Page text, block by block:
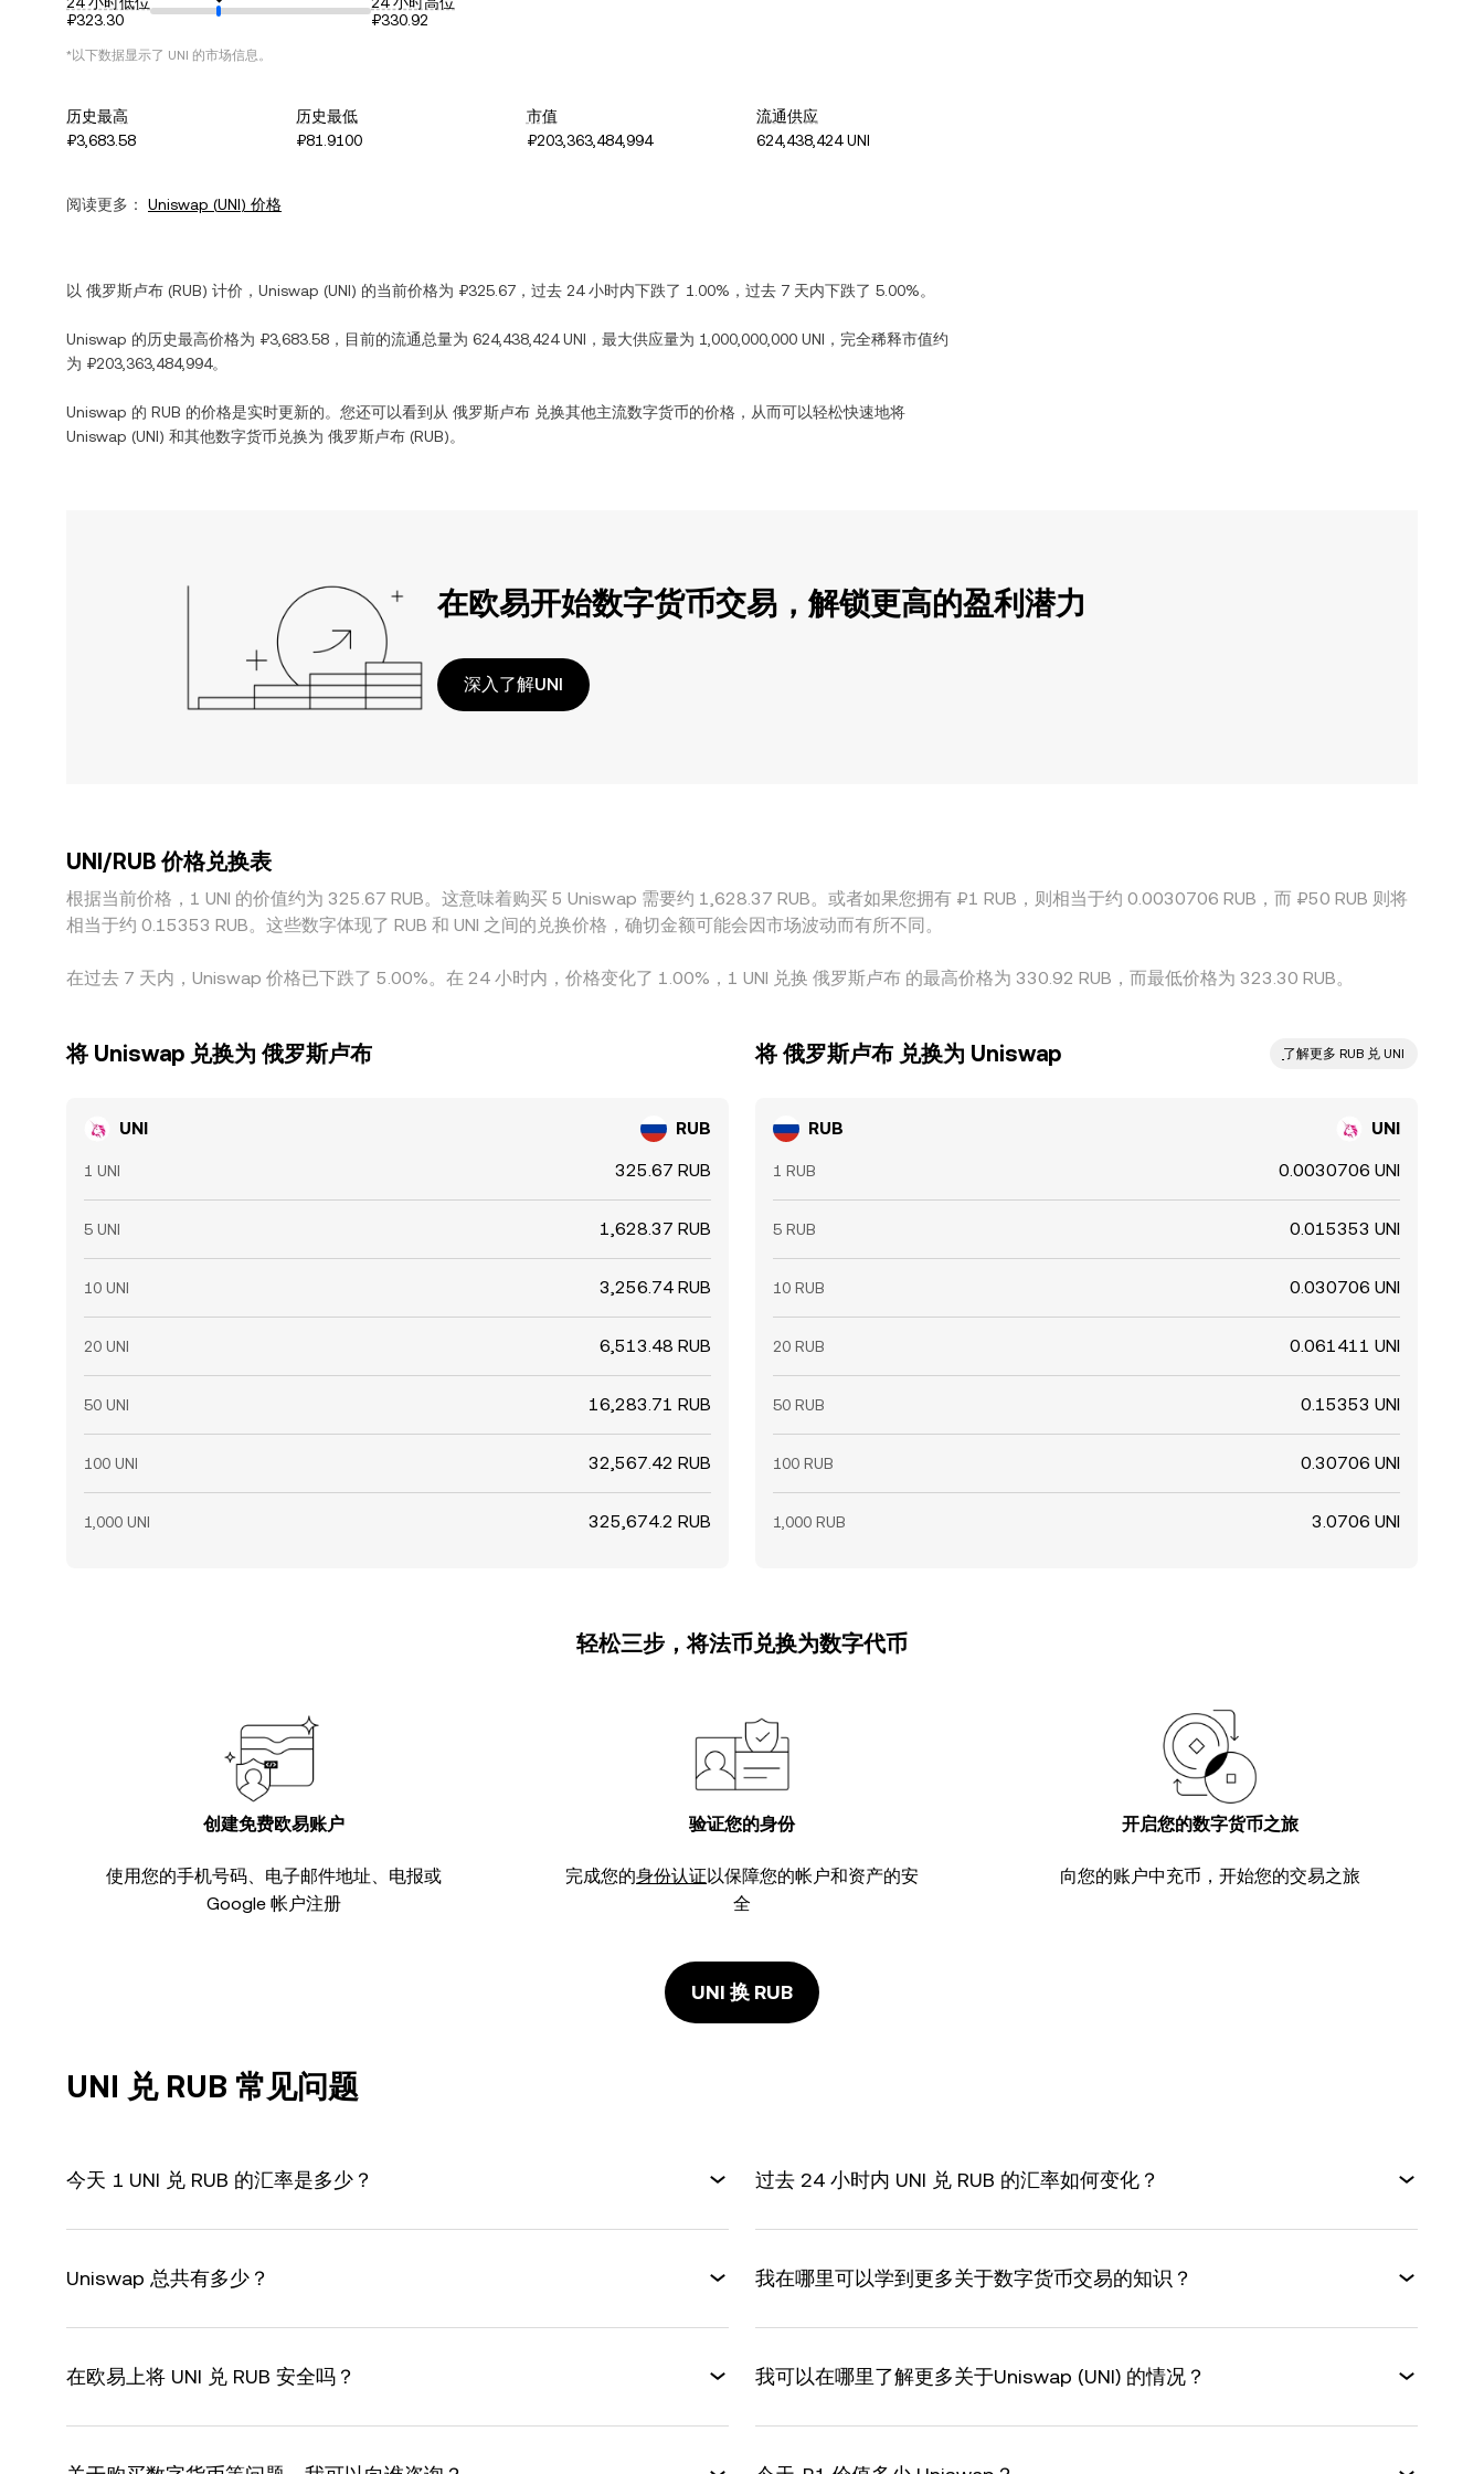
₽323.30
₽330.92
*以下数据显示了 UNI 的市场信息。
历史最高
₽3,683.58
历史最低
₽81.9100
市值
₽203,363,484,994
流通供应
624,438,424 UNI
阅读更多： Uniswap (UNI) 价格
以 俄罗斯卢布 (RUB) 计价， Uniswap (UNI) 的当前价格为 ₽325.67 ，过去 24 小时内下跌了 1.00% ，过去 7 天内下跌了 5.00%。
Uniswap 的历史最高价格为 ₽3,683.58 ，目前的流通总量为 624,438,424 UNI ，最大供应量为 1,000,000,000 UNI ，完全稀释市值约
为 ₽203,363,484,994。
Uniswap 的 RUB 的价格是实时更新的。您还可以看到从 俄罗斯卢布 兑换其他主流数字货币的价格，从而可以轻松快速地将
Uniswap (UNI) 和其他数字货币兑换为 俄罗斯卢布 (RUB)。
在欧易开始数字货币交易，解锁更高的盈利潜力
深入了解UNI
UNI/RUB 价格兑换表
根据当前价格，1 UNI 的价值约为 325.67 RUB。这意味着购买 5 Uniswap 需要约 1,628.37 RUB。或者如果您拥有 ₽1 RUB，则相当于约 0.0030706 RUB，而 ₽50 RUB 则将
相当于约 0.15353 RUB。这些数字体现了 RUB 和 UNI 之间的兑换价格，确切金额可能会因市场波动而有所不同。
在过去 7 天内，Uniswap 价格已下跌了 5.00%。在 24 小时内，价格变化了 1.00%，1 UNI 兑换 俄罗斯卢布 的最高价格为 330.92 RUB，而最低价格为 323.30 RUB。
将 Uniswap 兑换为 俄罗斯卢布
UNI RUB
1 UNI 325.67 RUB
5 UNI 1,628.37 RUB
10 UNI 3,256.74 RUB
20 UNI 6,513.48 RUB
50 UNI 16,283.71 RUB
100 UNI 32,567.42 RUB
1,000 UNI 325,674.2 RUB
将 俄罗斯卢布 兑换为 Uniswap ִִִִִִִִִִִִִִִִִִִִִִִִִִִִִִִִִִִִִִִִִִִִִִִ了解更多 RUB 兑 UNI
RUB UNI
1 RUB 0.0030706 UNI
5 RUB 0.015353 UNI
10 RUB 0.030706 UNI
20 RUB 0.061411 UNI
50 RUB 0.15353 UNI
100 RUB 0.30706 UNI
1,000 RUB 3.0706 UNI
轻松三步，将法币兑换为数字代币
创建免费欧易账户
使用您的手机号码、电子邮件地址、电报或
Google 帐户注册
验证您的身份
完成您的身份认证以保障您的帐户和资产的安
全
开启您的数字货币之旅
向您的账户中充币，开始您的交易之旅
UNI 换 RUB
UNI 兑 RUB 常见问题
今天 1 UNI 兑 RUB 的汇率是多少？ 过去 24 小时内 UNI 兑 RUB 的汇率如何变化？
Uniswap 总共有多少？ 我在哪里可以学到更多关于数字货币交易的知识？
在欧易上将 UNI 兑 RUB 安全吗？ 我可以在哪里了解更多关于Uniswap (UNI) 的情况？